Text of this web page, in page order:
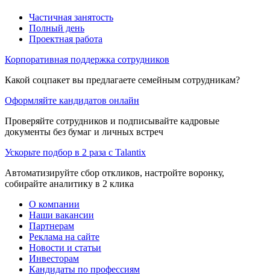
Частичная занятость
Полный день
Проектная работа
Корпоративная поддержка сотрудников
Какой соцпакет вы предлагаете семейным сотрудникам?
Оформляйте кандидатов онлайн
Проверяйте сотрудников и подписывайте кадровые
документы без бумаг и личных встреч
Ускорьте подбор в 2 раза с Talantix
Автоматизируйте сбор откликов, настройте воронку,
собирайте аналитику в 2 клика
О компании
Наши вакансии
Партнерам
Реклама на сайте
Новости и статьи
Инвесторам
Кандидаты по профессиям